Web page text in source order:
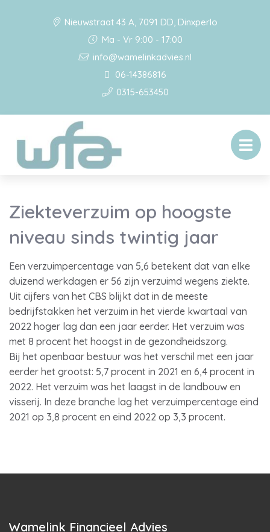
Nieuwstraat 43 A, 7091 DD, Dinxperlo
Ma - Vr 9:00 - 17:00
info@wamelinkadvies.nl
06-14386816
0315-653450
Ziekteverzuim op hoogste
niveau sinds twintig jaar
Een verzuimpercentage van 5,6 betekent dat van elke
duizend werkdagen er 56 zijn verzuimd wegens ziekte.
Uit cijfers van het CBS blijkt dat in de meeste
bedrijfstakken het verzuim in het vierde kwartaal van
2022 hoger lag dan een jaar eerder. Het verzuim was
met 8 procent het hoogst in de gezondheidszorg.
Bij het openbaar bestuur was het verschil met een jaar
eerder het grootst: 5,7 procent in 2021 en 6,4 procent in
2022. Het verzuim was het laagst in de landbouw en
visserij. In deze branche lag het verzuimpercentage eind
2021 op 3,8 procent en eind 2022 op 3,3 procent.
Wamelink Financieel Advies